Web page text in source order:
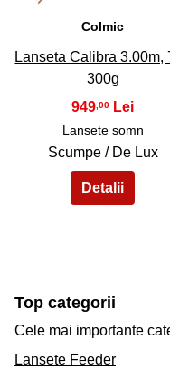
Colmic
Lanseta Calibra 3.00m,
300g
949 ,00
Lansete somn
Scumpe / De Lux
Top categorii
Cele mai importante
Lansete Feeder